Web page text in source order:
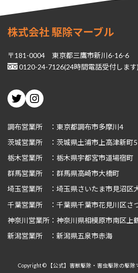
株式会社 駆除マーブル
〒181-0004 東京都三鷹市新川6-16-6
0120-24-7126(24時間電話受付します)
TwitterInstagram
調布営業所 ：東京都調布市多摩川4
茨城営業所 ：茨城県土浦市上高津新町5
栃木営業所 ：栃木県宇都宮市道場宿町
群馬営業所 ：群馬県高崎市大橋町
埼玉営業所 ：埼玉県さいたま市見沼区
千葉営業所 ：千葉県千葉市花見川区さ
神奈川営業所：神奈川県相模原市南区上
新潟営業所 ：新潟県五泉市赤海
Copyright © 【公式】害獣駆除・害虫駆除の駆除